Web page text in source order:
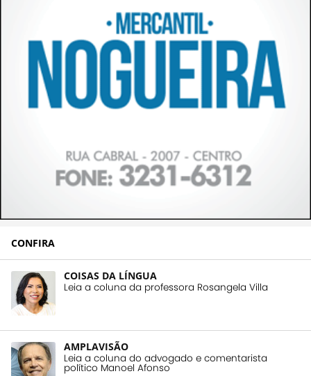
CONFIRA
COISAS DA LÍNGUA
Leia a coluna da professora Rosangela Villa
AMPLAVISÃO
Leia a coluna do advogado e comentarista
político Manoel Afonso